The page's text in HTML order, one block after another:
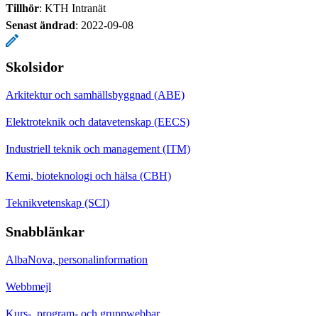
Tillhör: KTH Intranät
Senast ändrad: 2022-09-08
Skolsidor
Arkitektur och samhällsbyggnad (ABE)
Elektroteknik och datavetenskap (EECS)
Industriell teknik och management (ITM)
Kemi, bioteknologi och hälsa (CBH)
Teknikvetenskap (SCI)
Snabblänkar
AlbaNova, personalinformation
Webbmejl
Kurs-, program- och gruppwebbar